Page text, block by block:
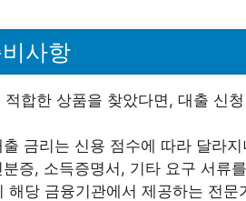
사항
합한 상품을 찾았다면, 대출 신
출 금리는 신용 점수에 따라 달라
분증, 소득증명서, 기타 요구 서류
해당 금융기관에서 제공하는 전